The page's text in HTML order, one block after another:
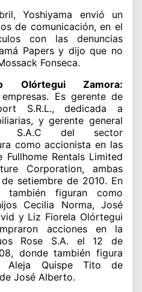
Yoshiyama envió un
de comunicación, en el
con las denuncias
Papers y dijo que no
Fonseca.
Olórtegui Zamora:
Es gerente de
S.R.L., dedicada a
y gerente general
S.A.C del sector
como accionista en las
Fullhome Rentals Limited
Corporation, ambas
setiembre de 2010. En
también figuran como
Cecilia Norma, José
y Liz Fiorela Olórtegui
acciones en la
Rose S.A. el 12 de
donde también figura
Aleja Quispe Tito de
José Alberto.